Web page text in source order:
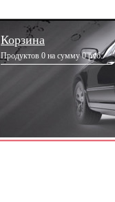
Корзина
Продуктов 0 на сумму 0 руб.